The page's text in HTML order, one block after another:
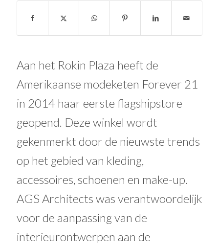
Aan het Rokin Plaza heeft de
Amerikaanse modeketen Forever 21
in 2014 haar eerste flagshipstore
geopend. Deze winkel wordt
gekenmerkt door de nieuwste trends
op het gebied van kleding,
accessoires, schoenen en make-up.
AGS Architects was verantwoordelijk
voor de aanpassing van de
interieurontwerpen aan de